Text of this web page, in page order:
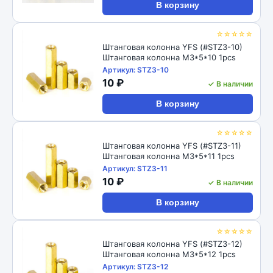
В корзину
☆☆☆☆☆
Штанговая колонна YFS (#STZ3-10)
Штанговая колонна M3*5*10 1pcs
Артикул: STZ3-10
10 ₽ ✓ В наличии
В корзину
☆☆☆☆☆
Штанговая колонна YFS (#STZ3-11)
Штанговая колонна M3*5*11 1pcs
Артикул: STZ3-11
10 ₽ ✓ В наличии
В корзину
☆☆☆☆☆
Штанговая колонна YFS (#STZ3-12)
Штанговая колонна M3*5*12 1pcs
Артикул: STZ3-12